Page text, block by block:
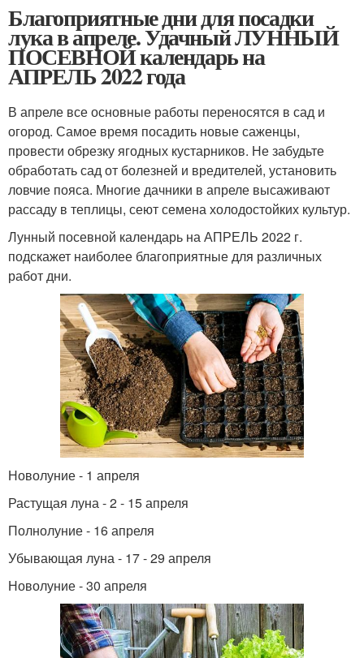
Благоприятные дни для посадки
лука в апреле. Удачный ЛУННЫЙ
ПОСЕВНОЙ календарь на
АПРЕЛЬ 2022 года
В апреле все основные работы переносятся в сад и
огород. Самое время посадить новые саженцы,
провести обрезку ягодных кустарников. Не забудьте
обработать сад от болезней и вредителей, установить
ловчие пояса. Многие дачники в апреле высаживают
рассаду в теплицы, сеют семена холодостойких культур.
Лунный посевной календарь на АПРЕЛЬ 2022 г.
подскажет наиболее благоприятные для различных
работ дни.
Новолуние - 1 апреля
Растущая луна - 2 - 15 апреля
Полнолуние - 16 апреля
Убывающая луна - 17 - 29 апреля
Новолуние - 30 апреля